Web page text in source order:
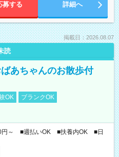
募する 詳細へ
掲載日：2026.08.07
読
あちゃんのお散歩付
OK
ブランクOK
円～ ■週払いOK ■扶養内OK ■日